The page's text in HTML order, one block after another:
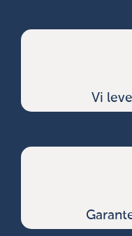
Vi